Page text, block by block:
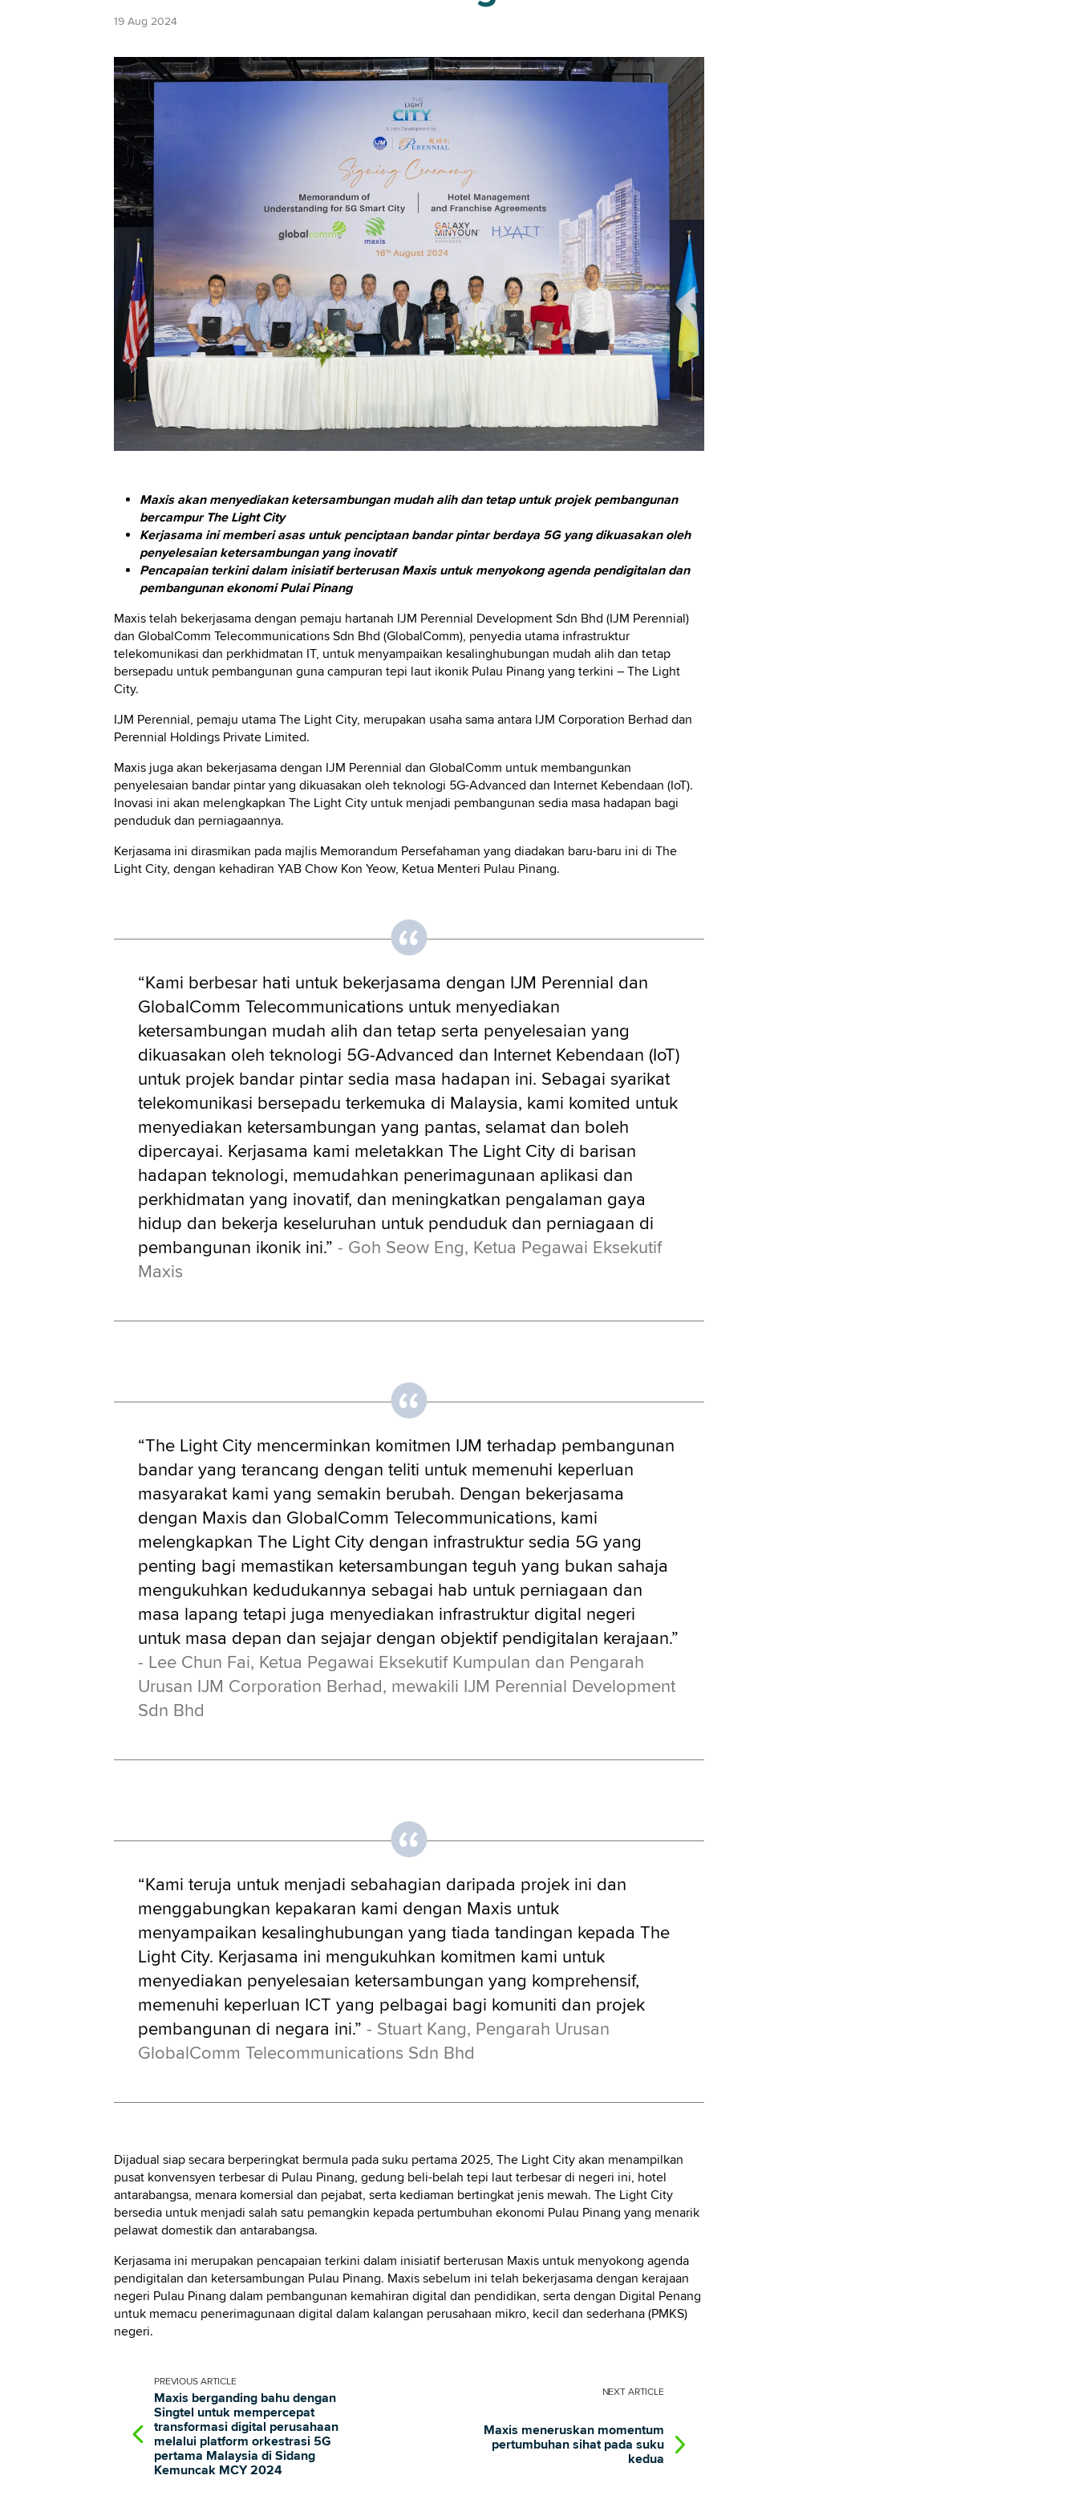
19 Aug 2024
Maxis akan menyediakan ketersambungan mudah alih dan tetap untuk projek pembangunan
bercampur The Light City
Kerjasama ini memberi asas untuk penciptaan bandar pintar berdaya 5G yang dikuasakan oleh
penyelesaian ketersambungan yang inovatif
Pencapaian terkini dalam inisiatif berterusan Maxis untuk menyokong agenda pendigitalan dan
pembangunan ekonomi Pulai Pinang
Maxis telah bekerjasama dengan pemaju hartanah IJM Perennial Development Sdn Bhd (IJM Perennial)
dan GlobalComm Telecommunications Sdn Bhd (GlobalComm), penyedia utama infrastruktur
telekomunikasi dan perkhidmatan IT, untuk menyampaikan kesalinghubungan mudah alih dan tetap
bersepadu untuk pembangunan guna campuran tepi laut ikonik Pulau Pinang yang terkini – The Light
City.
IJM Perennial, pemaju utama The Light City, merupakan usaha sama antara IJM Corporation Berhad dan
Perennial Holdings Private Limited.
Maxis juga akan bekerjasama dengan IJM Perennial dan GlobalComm untuk membangunkan
penyelesaian bandar pintar yang dikuasakan oleh teknologi 5G-Advanced dan Internet Kebendaan (IoT).
Inovasi ini akan melengkapkan The Light City untuk menjadi pembangunan sedia masa hadapan bagi
penduduk dan perniagaannya.
Kerjasama ini dirasmikan pada majlis Memorandum Persefahaman yang diadakan baru-baru ini di The
Light City, dengan kehadiran YAB Chow Kon Yeow, Ketua Menteri Pulau Pinang.
“Kami berbesar hati untuk bekerjasama dengan IJM Perennial dan
GlobalComm Telecommunications untuk menyediakan
ketersambungan mudah alih dan tetap serta penyelesaian yang
dikuasakan oleh teknologi 5G-Advanced dan Internet Kebendaan (IoT)
untuk projek bandar pintar sedia masa hadapan ini. Sebagai syarikat
telekomunikasi bersepadu terkemuka di Malaysia, kami komited untuk
menyediakan ketersambungan yang pantas, selamat dan boleh
dipercayai. Kerjasama kami meletakkan The Light City di barisan
hadapan teknologi, memudahkan penerimagunaan aplikasi dan
perkhidmatan yang inovatif, dan meningkatkan pengalaman gaya
hidup dan bekerja keseluruhan untuk penduduk dan perniagaan di
pembangunan ikonik ini.” - Goh Seow Eng, Ketua Pegawai Eksekutif
Maxis
“The Light City mencerminkan komitmen IJM terhadap pembangunan
bandar yang terancang dengan teliti untuk memenuhi keperluan
masyarakat kami yang semakin berubah. Dengan bekerjasama
dengan Maxis dan GlobalComm Telecommunications, kami
melengkapkan The Light City dengan infrastruktur sedia 5G yang
penting bagi memastikan ketersambungan teguh yang bukan sahaja
mengukuhkan kedudukannya sebagai hab untuk perniagaan dan
masa lapang tetapi juga menyediakan infrastruktur digital negeri
untuk masa depan dan sejajar dengan objektif pendigitalan kerajaan.”
- Lee Chun Fai, Ketua Pegawai Eksekutif Kumpulan dan Pengarah
Urusan IJM Corporation Berhad, mewakili IJM Perennial Development
Sdn Bhd
“Kami teruja untuk menjadi sebahagian daripada projek ini dan
menggabungkan kepakaran kami dengan Maxis untuk
menyampaikan kesalinghubungan yang tiada tandingan kepada The
Light City. Kerjasama ini mengukuhkan komitmen kami untuk
menyediakan penyelesaian ketersambungan yang komprehensif,
memenuhi keperluan ICT yang pelbagai bagi komuniti dan projek
pembangunan di negara ini.” - Stuart Kang, Pengarah Urusan
GlobalComm Telecommunications Sdn Bhd
Dijadual siap secara berperingkat bermula pada suku pertama 2025, The Light City akan menampilkan
pusat konvensyen terbesar di Pulau Pinang, gedung beli-belah tepi laut terbesar di negeri ini, hotel
antarabangsa, menara komersial dan pejabat, serta kediaman bertingkat jenis mewah. The Light City
bersedia untuk menjadi salah satu pemangkin kepada pertumbuhan ekonomi Pulau Pinang yang menarik
pelawat domestik dan antarabangsa.
Kerjasama ini merupakan pencapaian terkini dalam inisiatif berterusan Maxis untuk menyokong agenda
pendigitalan dan ketersambungan Pulau Pinang. Maxis sebelum ini telah bekerjasama dengan kerajaan
negeri Pulau Pinang dalam pembangunan kemahiran digital dan pendidikan, serta dengan Digital Penang
untuk memacu penerimagunaan digital dalam kalangan perusahaan mikro, kecil dan sederhana (PMKS)
negeri.
PREVIOUS ARTICLE
Maxis berganding bahu dengan
Singtel untuk mempercepat
transformasi digital perusahaan
melalui platform orkestrasi 5G
pertama Malaysia di Sidang
Kemuncak MCY 2024
NEXT ARTICLE
Maxis meneruskan momentum
pertumbuhan sihat pada suku
kedua